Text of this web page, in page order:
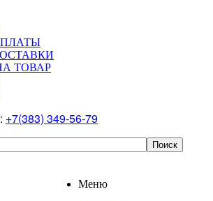
ТОВАР
+7(383) 349-56-79
Меню